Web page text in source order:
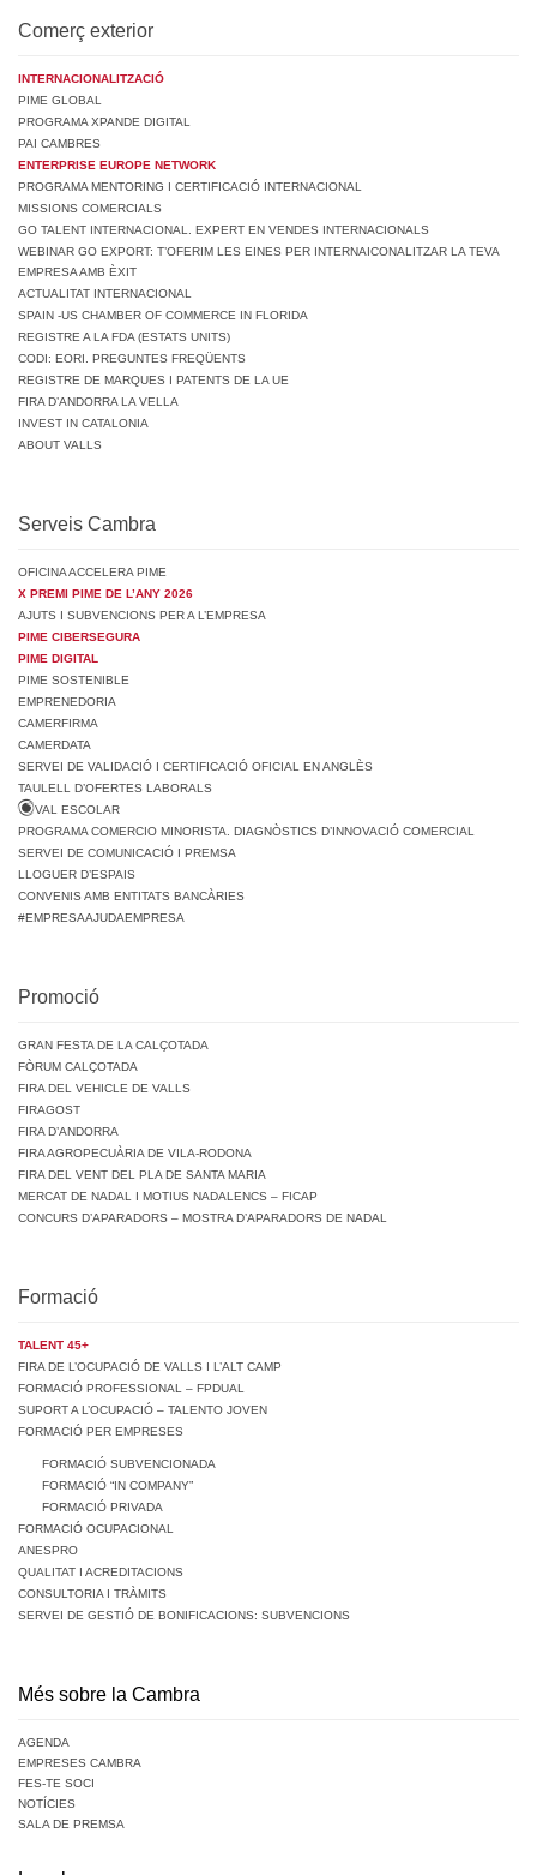
Comerç exterior
INTERNACIONALITZACIÓ
PIME GLOBAL
PROGRAMA XPANDE DIGITAL
PAI CAMBRES
ENTERPRISE EUROPE NETWORK
PROGRAMA MENTORING I CERTIFICACIÓ INTERNACIONAL
MISSIONS COMERCIALS
GO TALENT INTERNACIONAL. EXPERT EN VENDES INTERNACIONALS
WEBINAR GO EXPORT: T’OFERIM LES EINES PER INTERNAICONALITZAR LA TEVA
EMPRESA AMB ÈXIT
ACTUALITAT INTERNACIONAL
SPAIN -US CHAMBER OF COMMERCE IN FLORIDA
REGISTRE A LA FDA (ESTATS UNITS)
CODI: EORI. PREGUNTES FREQÜENTS
REGISTRE DE MARQUES I PATENTS DE LA UE
FIRA D’ANDORRA LA VELLA
INVEST IN CATALONIA
ABOUT VALLS
Serveis Cambra
OFICINA ACCELERA PIME
X PREMI PIME DE L’ANY 2026
AJUTS I SUBVENCIONS PER A L’EMPRESA
PIME CIBERSEGURA
PIME DIGITAL
PIME SOSTENIBLE
EMPRENEDORIA
CAMERFIRMA
CAMERDATA
SERVEI DE VALIDACIÓ I CERTIFICACIÓ OFICIAL EN ANGLÈS
TAULELL D’OFERTES LABORALS
VAL ESCOLAR
PROGRAMA COMERCIO MINORISTA. DIAGNÒSTICS D’INNOVACIÓ COMERCIAL
SERVEI DE COMUNICACIÓ I PREMSA
LLOGUER D’ESPAIS
CONVENIS AMB ENTITATS BANCÀRIES
#EMPRESAAJUDAEMPRESA
Promoció
GRAN FESTA DE LA CALÇOTADA
FÒRUM CALÇOTADA
FIRA DEL VEHICLE DE VALLS
FIRAGOST
FIRA D’ANDORRA
FIRA AGROPECUÀRIA DE VILA-RODONA
FIRA DEL VENT DEL PLA DE SANTA MARIA
MERCAT DE NADAL I MOTIUS NADALENCS – FICAP
CONCURS D’APARADORS – MOSTRA D’APARADORS DE NADAL
Formació
TALENT 45+
FIRA DE L’OCUPACIÓ DE VALLS I L’ALT CAMP
FORMACIÓ PROFESSIONAL – FPDUAL
SUPORT A L’OCUPACIÓ – TALENTO JOVEN
FORMACIÓ PER EMPRESES
FORMACIÓ SUBVENCIONADA
FORMACIÓ “IN COMPANY”
FORMACIÓ PRIVADA
FORMACIÓ OCUPACIONAL
ANESPRO
QUALITAT I ACREDITACIONS
CONSULTORIA I TRÀMITS
SERVEI DE GESTIÓ DE BONIFICACIONS: SUBVENCIONS
Més sobre la Cambra
AGENDA
EMPRESES CAMBRA
FES-TE SOCI
NOTÍCIES
SALA DE PREMSA